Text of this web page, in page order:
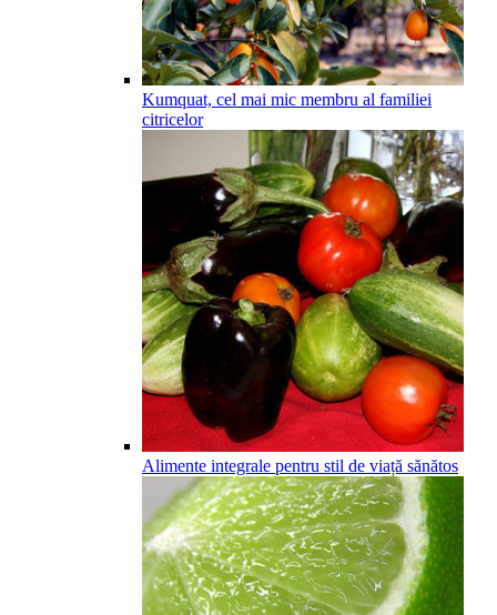
Kumquat, cel mai mic membru al familiei
citricelor
Alimente integrale pentru stil de viață sănătos